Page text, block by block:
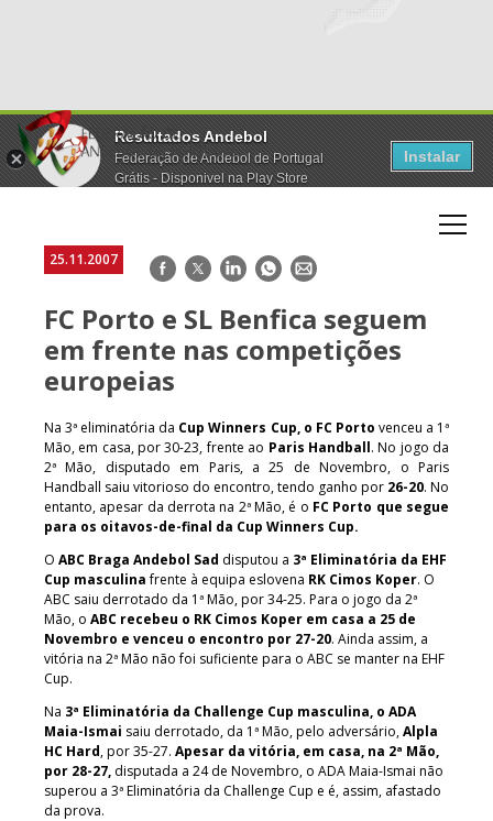
Resultados Andebol
Federação de Andebol de Portugal
Grátis - Disponivel na Play Store
Instalar
25.11.2007 Facebook
TwitterLinkedInWhatsApp
E-
FC Porto e SL Benfica seguem
em frente nas competições
europeias
Na 3ª eliminatória da Cup Winners Cup, o FC Porto venceu a 1ª
Mão, em casa, por 30-23, frente ao Paris Handball. No jogo da
2ª Mão, disputado em Paris, a 25 de Novembro, o Paris
Handball saiu vitorioso do encontro, tendo ganho por 26-20. No
entanto, apesar da derrota na 2ª Mão, é o FC Porto que segue
para os oitavos-de-final da Cup Winners Cup.
O ABC Braga Andebol Sad disputou a 3ª Eliminatória da EHF
Cup masculinafrente à equipa eslovena RK Cimos Koper. O
ABC saiu derrotado da 1ª Mão, por 34-25. Para o jogo da 2ª
Mão, o ABC recebeu o RK Cimos Koper em casa a 25 de
Novembro e venceu o encontro por 27-20. Ainda assim, a
vitória na 2ª Mão não foi suficiente para o ABC se manter na EHF
Cup.
Na 3ª Eliminatória da Challenge Cup masculina, o ADA
Maia-Ismai saiu derrotado, da 1ª Mão, pelo adversário,Alpla
HC Hard, por 35-27. Apesar da vitória, em casa, na 2ª Mão,
por 28-27, disputada a 24 de Novembro, o ADA Maia-Ismai não
superou a 3ª Eliminatória da Challenge Cup e é, assim, afastado
da prova.